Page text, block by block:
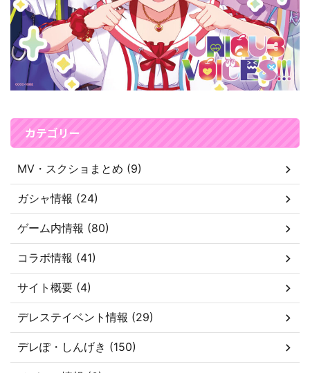
カテゴリー
MV・スクショまとめ (9)
ガシャ情報 (24)
ゲーム内情報 (80)
コラボ情報 (41)
サイト概要 (4)
デレステイベント情報 (29)
デレぽ・しんげき (150)